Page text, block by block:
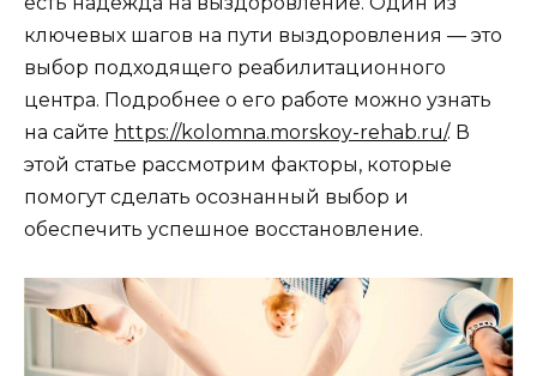
ключевых шагов на пути выздоровления — это
выбор подходящего реабилитационного
центра. Подробнее о его работе можно узнать
на сайте https://kolomna.morskoy-rehab.ru/. В
этой статье рассмотрим факторы, которые
помогут сделать осознанный выбор и
обеспечить успешное восстановление.